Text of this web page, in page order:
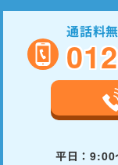
通話料
平日：